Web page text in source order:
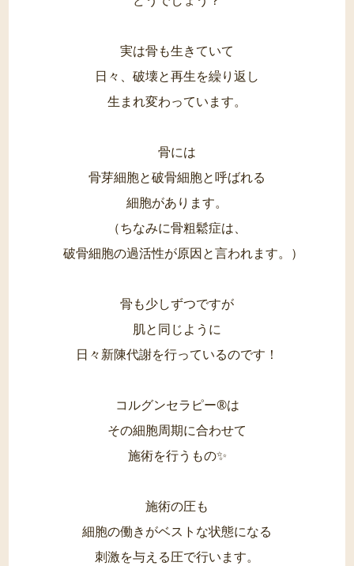
実は骨も生きていて
日々、破壊と再生を繰り返し
生まれ変わっています。
骨には
骨芽細胞と破骨細胞と呼ばれる
細胞があります。
（ちなみに骨粗鬆症は、
破骨細胞の過活性が原因と言われます。）
骨も少しずつですが
肌と同じように
日々新陳代謝を行っているのです！
コルグンセラピー®は
その細胞周期に合わせて
施術を行うもの✨
施術の圧も
細胞の働きがベストな状態になる
刺激を与える圧で行います。